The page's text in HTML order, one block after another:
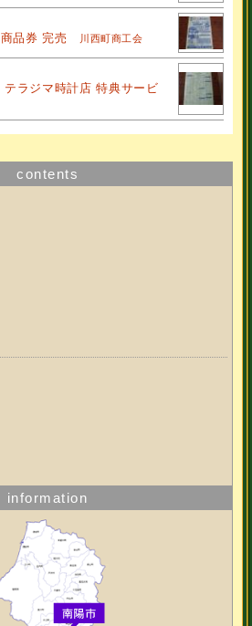
品券 完売 川西町商工会
ラジマ時計店 特典サービ
contents
information